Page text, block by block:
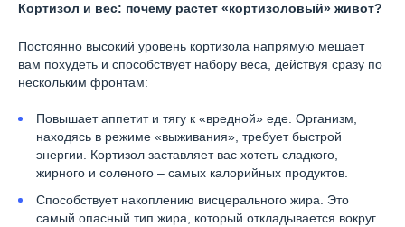
Кортизол и вес: почему растет «кортизоловый» живот?
Постоянно высокий уровень кортизола напрямую мешает
вам похудеть и способствует набору веса, действуя сразу по
нескольким фронтам:
Повышает аппетит и тягу к «вредной» еде. Организм,
находясь в режиме «выживания», требует быстрой
энергии. Кортизол заставляет вас хотеть сладкого,
жирного и соленого – самых калорийных продуктов.
Способствует накоплению висцерального жира. Это
самый опасный тип жира, который откладывается вокруг